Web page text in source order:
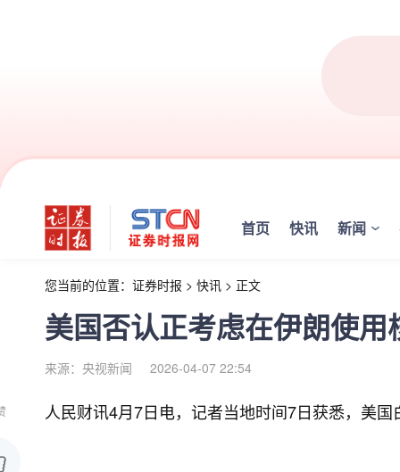
首页 快讯 新闻
您当前的位置： 证券时报 > 快讯 > 正文
美国否认正考虑在伊朗使用
来源：央视新闻 2026-04-07 22:54
人民财讯4月7日电， 记者当地时间7日获悉，美